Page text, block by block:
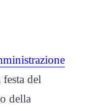
del
della